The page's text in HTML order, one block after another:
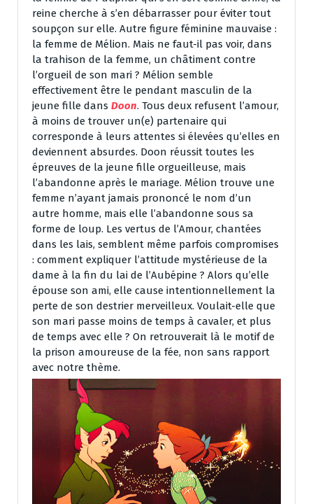
reine cherche à s’en débarrasser pour éviter tout
soupçon sur elle. Autre figure féminine mauvaise :
la femme de Mélion. Mais ne faut-il pas voir, dans
la trahison de la femme, un châtiment contre
l’orgueil de son mari ? Mélion semble
effectivement être le pendant masculin de la
jeune fille dans Doon. Tous deux refusent l’amour,
à moins de trouver un(e) partenaire qui
corresponde à leurs attentes si élevées qu’elles en
deviennent absurdes. Doon réussit toutes les
épreuves de la jeune fille orgueilleuse, mais
l’abandonne après le mariage. Mélion trouve une
femme n’ayant jamais prononcé le nom d’un
autre homme, mais elle l’abandonne sous sa
forme de loup. Les vertus de l’Amour, chantées
dans les lais, semblent même parfois compromises
: comment expliquer l’attitude mystérieuse de la
dame à la fin du lai de l’Aubépine ? Alors qu’elle
épouse son ami, elle cause intentionnellement la
perte de son destrier merveilleux. Voulait-elle que
son mari passe moins de temps à cavaler, et plus
de temps avec elle ? On retrouverait là le motif de
la prison amoureuse de la fée, non sans rapport
avec notre thème.